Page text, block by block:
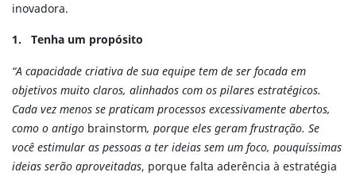
inovadora.
1. Tenha um propósito
“A capacidade criativa de sua equipe tem de ser focada em
objetivos muito claros, alinhados com os pilares estratégicos.
Cada vez menos se praticam processos excessivamente abertos,
como o antigo brainstorm, porque eles geram frustração. Se
você estimular as pessoas a ter ideias sem um foco, pouquíssimas
ideias serão aproveitadas, porque falta aderência à estratégia